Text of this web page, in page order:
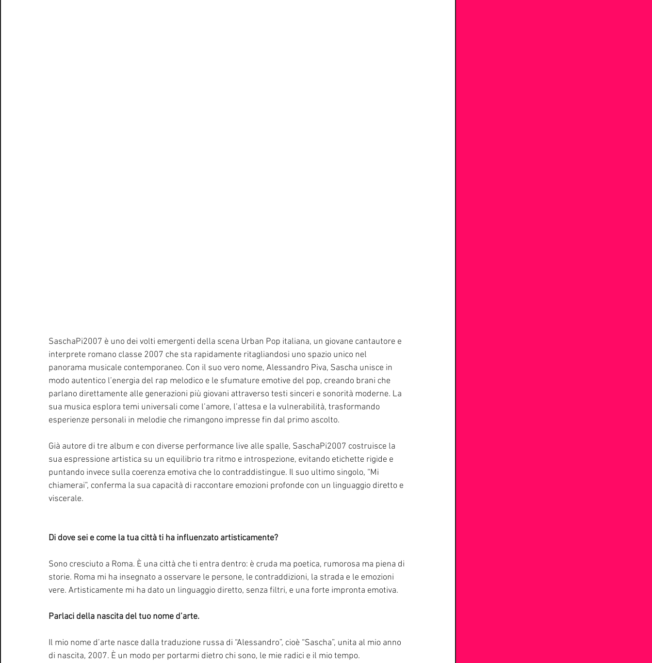
SaschaPi2007 è uno dei volti emergenti della scena Urban Pop italiana, un giovane cantautore e
interprete romano classe 2007 che sta rapidamente ritagliandosi uno spazio unico nel
panorama musicale contemporaneo. Con il suo vero nome, Alessandro Piva, Sascha unisce in
modo autentico l’energia del rap melodico e le sfumature emotive del pop, creando brani che
parlano direttamente alle generazioni più giovani attraverso testi sinceri e sonorità moderne. La
sua musica esplora temi universali come l’amore, l’attesa e la vulnerabilità, trasformando
esperienze personali in melodie che rimangono impresse fin dal primo ascolto.
Già autore di tre album e con diverse performance live alle spalle, SaschaPi2007 costruisce la
sua espressione artistica su un equilibrio tra ritmo e introspezione, evitando etichette rigide e
puntando invece sulla coerenza emotiva che lo contraddistingue. Il suo ultimo singolo, “Mi
chiamerai”, conferma la sua capacità di raccontare emozioni profonde con un linguaggio diretto e
viscerale.
Di dove sei e come la tua città ti ha influenzato artisticamente?
Sono cresciuto a Roma. È una città che ti entra dentro: è cruda ma poetica, rumorosa ma piena di
storie. Roma mi ha insegnato a osservare le persone, le contraddizioni, la strada e le emozioni
vere. Artisticamente mi ha dato un linguaggio diretto, senza filtri, e una forte impronta emotiva.
Parlaci della nascita del tuo nome d’arte.
Il mio nome d’arte nasce dalla traduzione russa di “Alessandro”, cioè “Sascha”, unita al mio anno
di nascita, 2007. È un modo per portarmi dietro chi sono, le mie radici e il mio tempo.